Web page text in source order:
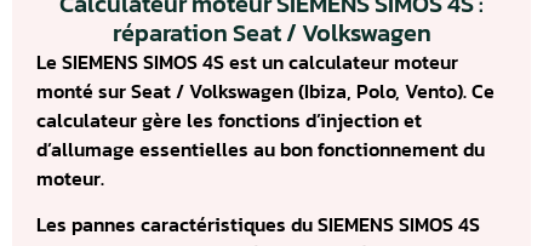
réparation Seat / Volkswagen
Le SIEMENS SIMOS 4S est un calculateur moteur
monté sur Seat / Volkswagen (Ibiza, Polo, Vento). Ce
calculateur gère les fonctions d’injection et
d’allumage essentielles au bon fonctionnement du
moteur.
Les pannes caractéristiques du SIEMENS SIMOS 4S